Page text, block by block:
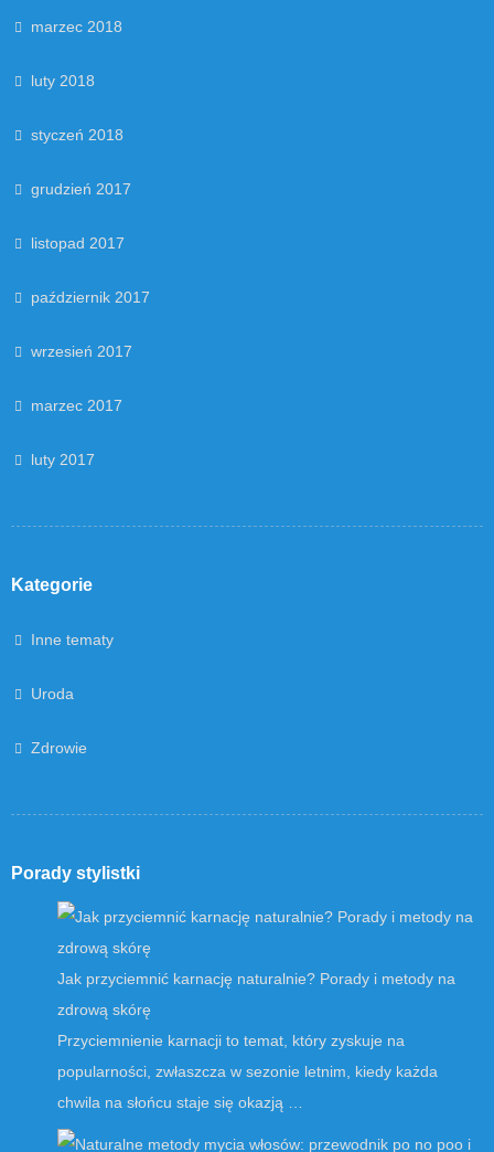
marzec 2018
luty 2018
styczeń 2018
grudzień 2017
listopad 2017
październik 2017
wrzesień 2017
marzec 2017
luty 2017
Kategorie
Inne tematy
Uroda
Zdrowie
Porady stylistki
Jak przyciemnić karnację naturalnie? Porady i metody na
zdrową skórę
Przyciemnienie karnacji to temat, który zyskuje na
popularności, zwłaszcza w sezonie letnim, kiedy każda
chwila na słońcu staje się okazją …